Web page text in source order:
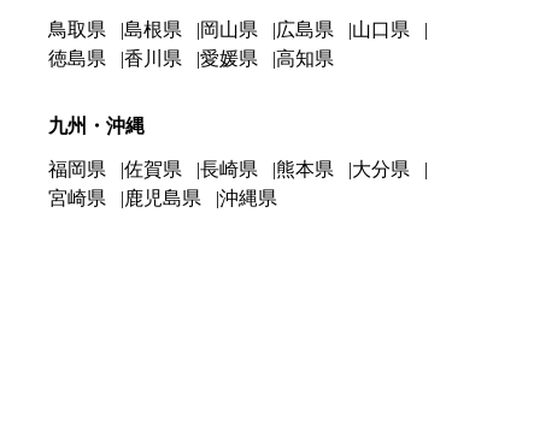
鳥取県 島根県 岡山県 広島県
山口県
徳島県
香川県 愛媛県 高知県
九州・沖縄
福岡県 佐賀県 長崎県 熊本県
大分県
宮崎県
鹿児島県 沖縄県